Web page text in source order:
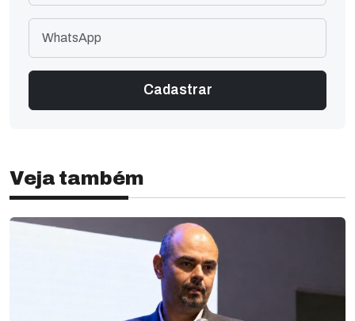
Veja também